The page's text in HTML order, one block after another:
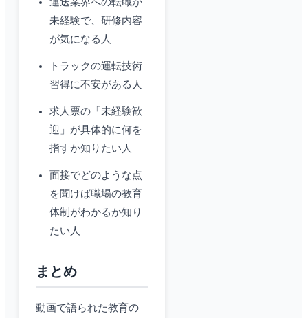
未経験で、研修内容
が気になる人
トラックの運転技術
習得に不安がある人
求人票の「未経験歓
迎」が具体的に何を
指すか知りたい人
面接でどのような点
を聞けば職場の教育
体制がわかるか知り
たい人
まとめ
動画で語られた教育の